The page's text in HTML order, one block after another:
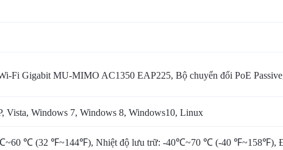
Fi Gigabit MU-MIMO AC1350 EAP225, Bộ chuyển đổi PoE
Vista, Windows 7, Windows 8, Windows10, Linux
℃ (32 ℉~144℉), Nhiệt độ lưu trữ: -40℃~70 ℃ (-40 ℉~158℉),